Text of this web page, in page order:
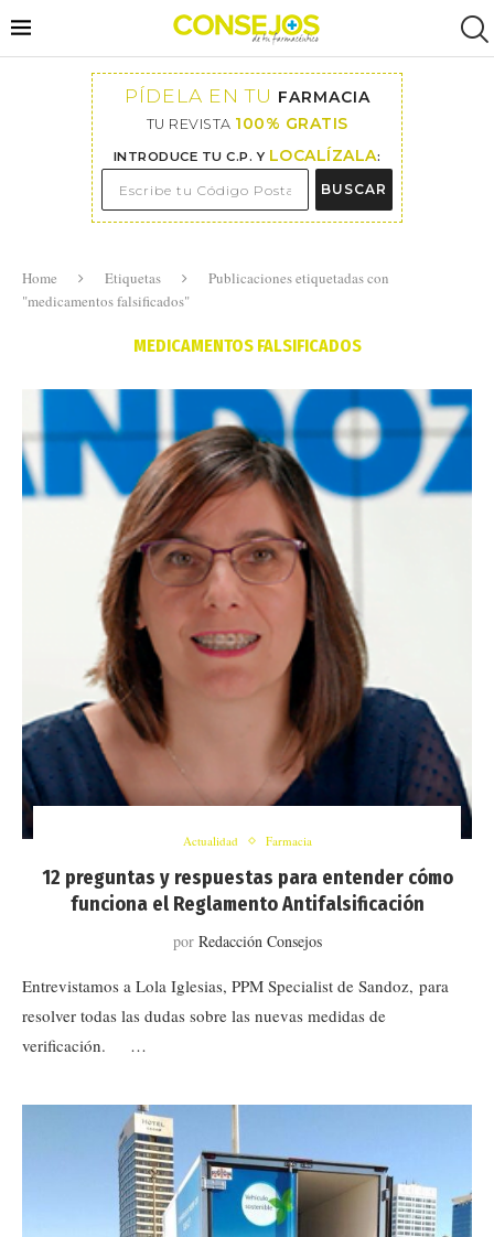
PÍDELA EN TU FARMACIA
TU REVISTA 100% GRATIS
INTRODUCE TU C.P. Y LOCALÍZALA:
BUSCAR
Home Etiquetas
Publicaciones etiquetadas con
"medicamentos falsificados"
MEDICAMENTOS FALSIFICADOS
Actualidad Farmacia
12 preguntas y respuestas para entender cómo
funciona el Reglamento Antifalsificación
por Redacción Consejos
Entrevistamos a Lola Iglesias, PPM Specialist de Sandoz, para
resolver todas las dudas sobre las nuevas medidas de
verificación. …